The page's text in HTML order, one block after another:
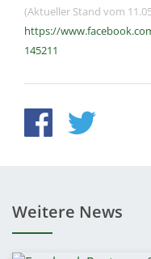
(Aktueller Stand vom
https://
145211
Weitere News